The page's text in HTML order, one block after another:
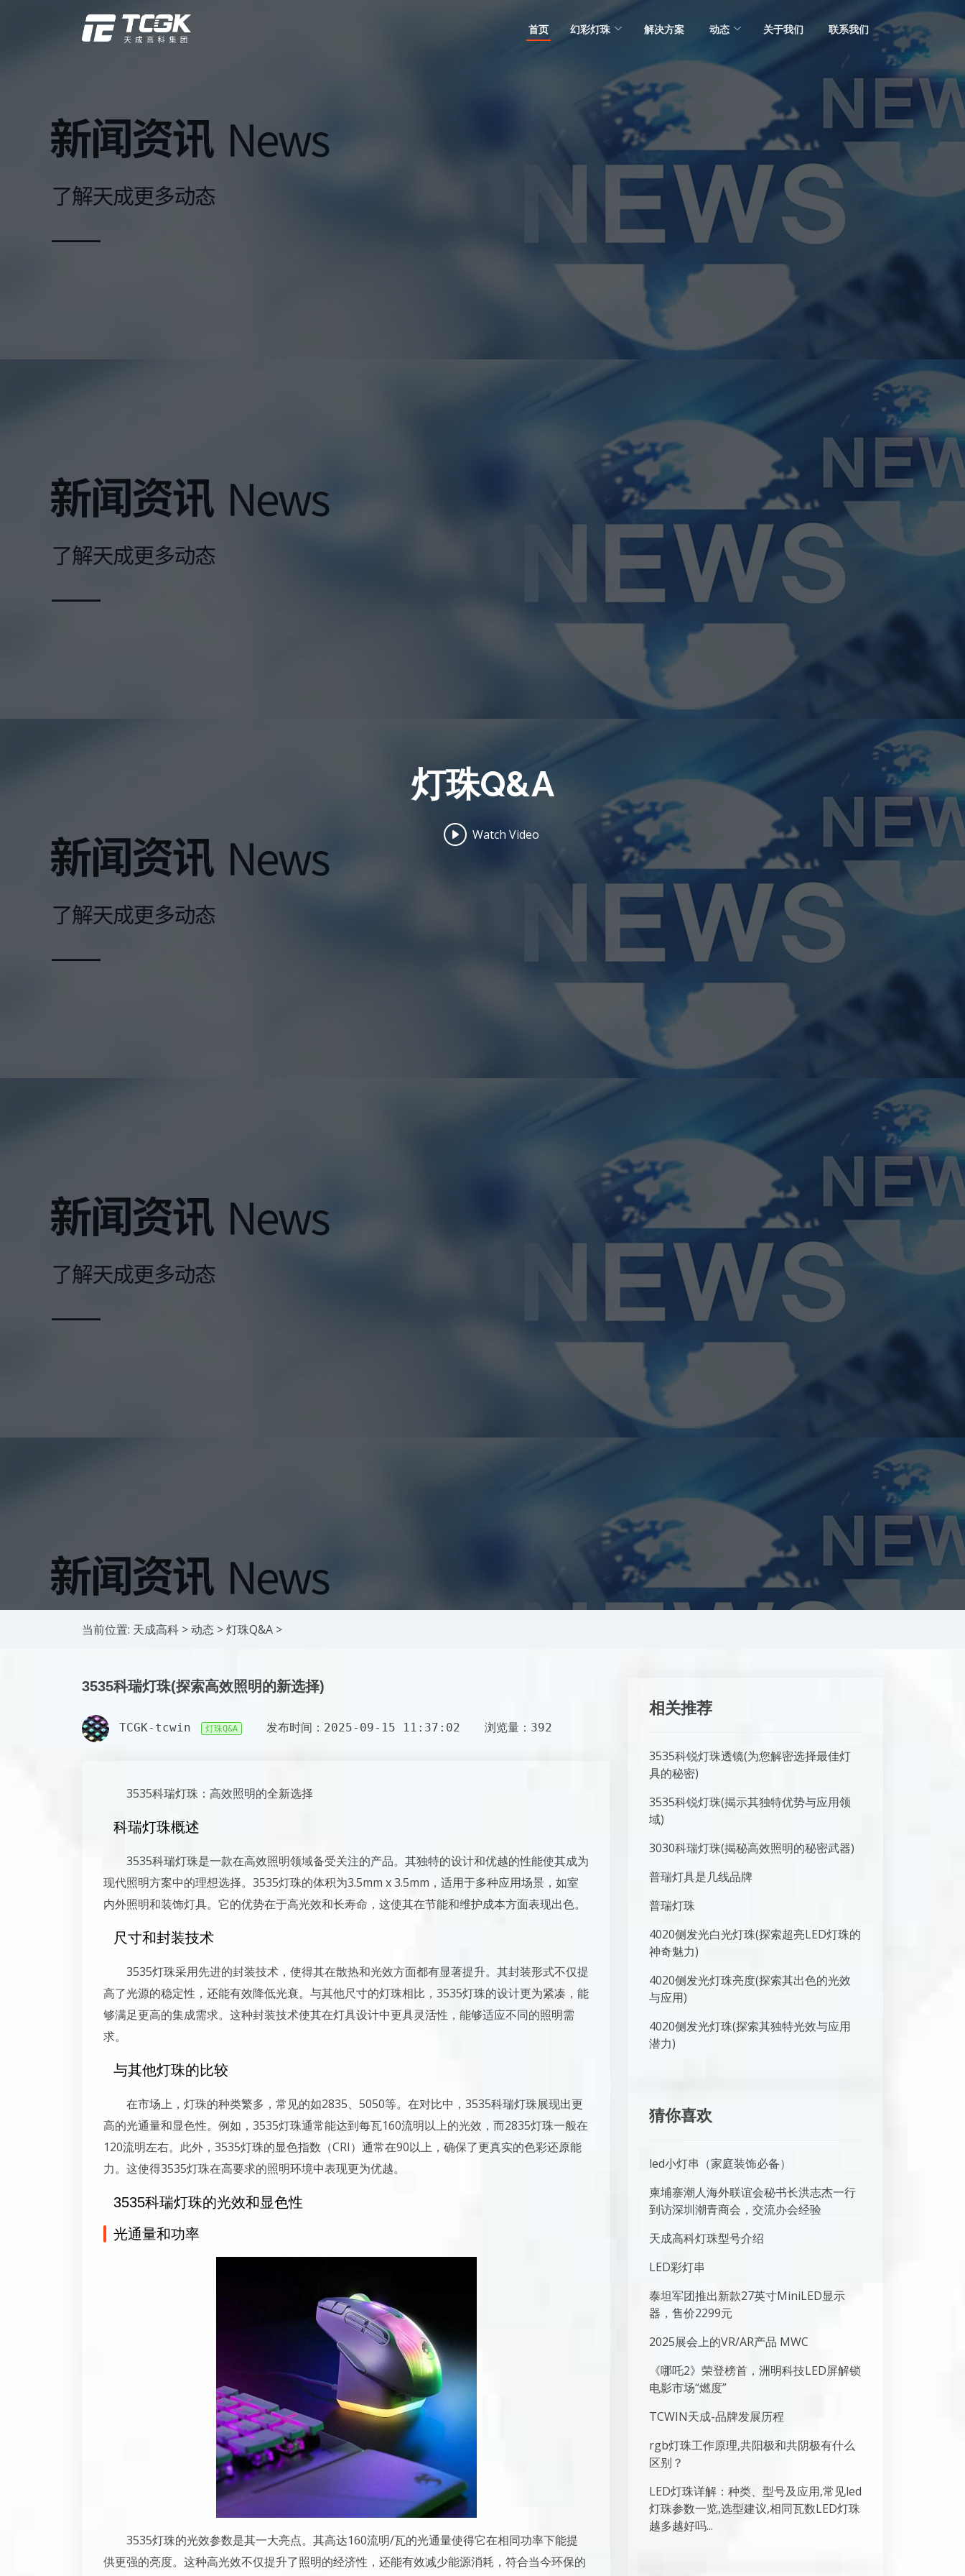
首页 幻彩灯珠 解决方案 动态 关于我们 联系我们
灯珠Q&A
Watch Video
当前位置: 天成高科 >动态 >灯珠Q&A >
3535科瑞灯珠(探索高效照明的新选择)
TCGK-tcwin 灯珠Q&A 发布时间：2025-09-15 11:37:02 浏览量：392
3535科瑞灯珠：高效照明的全新选择
科瑞灯珠概述
3535科瑞灯珠是一款在高效照明领域备受关注的产品。其独特的设计和优越的性能使其成为
现代照明方案中的理想选择。3535灯珠的体积为3.5mm x 3.5mm，适用于多种应用场景，如室
内外照明和装饰灯具。它的优势在于高光效和长寿命，这使其在节能和维护成本方面表现出色。
尺寸和封装技术
3535灯珠采用先进的封装技术，使得其在散热和光效方面都有显著提升。其封装形式不仅提
高了光源的稳定性，还能有效降低光衰。与其他尺寸的灯珠相比，3535灯珠的设计更为紧凑，能
够满足更高的集成需求。这种封装技术使其在灯具设计中更具灵活性，能够适应不同的照明需
求。
与其他灯珠的比较
在市场上，灯珠的种类繁多，常见的如2835、5050等。在对比中，3535科瑞灯珠展现出更
高的光通量和显色性。例如，3535灯珠通常能达到每瓦160流明以上的光效，而2835灯珠一般在
120流明左右。此外，3535灯珠的显色指数（CRI）通常在90以上，确保了更真实的色彩还原能
力。这使得3535灯珠在高要求的照明环境中表现更为优越。
3535科瑞灯珠的光效和显色性
光通量和功率
3535灯珠的光效参数是其一大亮点。其高达160流明/瓦的光通量使得它在相同功率下能提
供更强的亮度。这种高光效不仅提升了照明的经济性，还能有效减少能源消耗，符合当今环保的
相关推荐
3535科锐灯珠透镜(为您解密选择最佳灯
具的秘密)
3535科锐灯珠(揭示其独特优势与应用领
域)
3030科瑞灯珠(揭秘高效照明的秘密武器)
普瑞灯具是几线品牌
普瑞灯珠
4020侧发光白光灯珠(探索超亮LED灯珠的
神奇魅力)
4020侧发光灯珠亮度(探索其出色的光效
与应用)
4020侧发光灯珠(探索其独特光效与应用
潜力)
猜你喜欢
led小灯串（家庭装饰必备）
柬埔寨潮人海外联谊会秘书长洪志杰一行
到访深圳潮青商会，交流办会经验
天成高科灯珠型号介绍
LED彩灯串
泰坦军团推出新款27英寸MiniLED显示
器，售价2299元
2025展会上的VR/AR产品 MWC
《哪吒2》荣登榜首，洲明科技LED屏解锁
电影市场“燃度”
TCWIN天成-品牌发展历程
rgb灯珠工作原理,共阳极和共阴极有什么
区别？
LED灯珠详解：种类、型号及应用,常见led
灯珠参数一览,选型建议,相同瓦数LED灯珠
越多越好吗...